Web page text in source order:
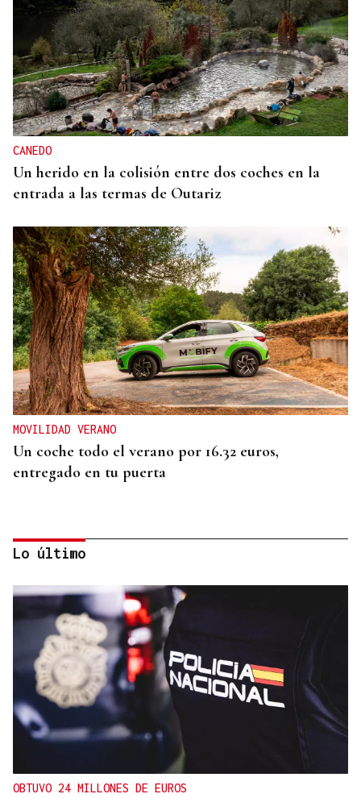
CANEDO
Un herido en la colisión entre dos coches en la
entrada a las termas de Outariz
MOVILIDAD VERANO
Un coche todo el verano por 16.32 euros,
entregado en tu puerta
CONATO EXTINGUIDO
Vídeo | Se desata un incendio forestal en una
Lo último
OBTUVO 24 MILLONES DE EUROS